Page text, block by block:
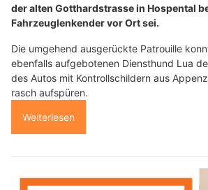
der alten Gotthardstrasse in Hospental
Fahrzeuglenkender vor Ort sei.
Die umgehend ausgerückte Patrouille
ebenfalls aufgebotenen Diensthund Lua
des Autos mit Kontrollschildern aus
rasch aufspüren.
Weiterlesen